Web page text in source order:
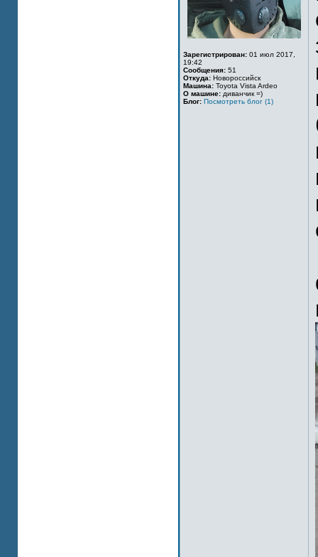
Зарегистрирован: 01 июл 2017,
19:42
Сообщения: 51
Откуда: Новороссийск
Машина: Toyota Vista Ardeo
О машине: диванчик =)
Блог: Посмотреть блог (1)